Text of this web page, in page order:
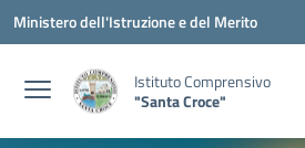
Vai ai contenuti
Vai al menu di navigazione
Vai al footer
Ministero dell'Istruzione e del Merito
Istituto Comprensivo
"Santa Croce"